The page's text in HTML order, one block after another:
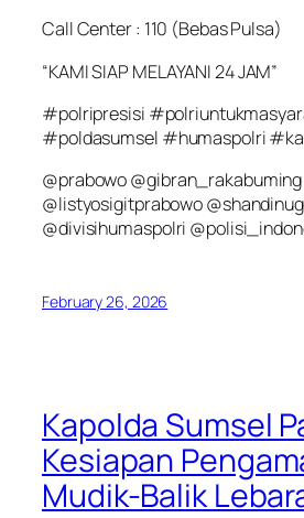
Call Center : 110 (Bebas Pulsa)
“KAMI SIAP MELAYANI 24 JAM”
#polripresisi
#poldasumsel #humaspolri
@prabowo @gibran_rakabuming
@listyosigitprabowo
@divisihumaspolri
February 26, 2026
Kapolda Sumsel
Kesiapan
Mudik-Balik